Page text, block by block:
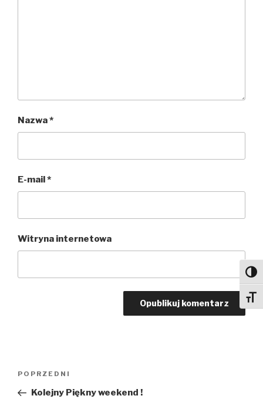
Nazwa*
E-mail*
Witryna internetowa
Poprzedni
wpis
POPRZEDNI
Kolejny Piękny weekend !